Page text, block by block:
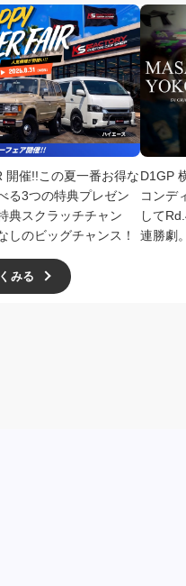
開催!!この夏一番お得な
る3つの特典プレゼン
典スクラッチチャン
しのビッグチャンス！
みる
D1GP
コンデ
して
連勝劇